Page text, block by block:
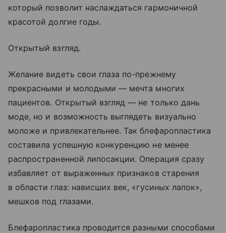
который позволит наслаждаться гармоничной
красотой долгие годы.
Открытый взгляд.
Желание видеть свои глаза по-прежнему
прекрасными и молодыми — мечта многих
пациентов. Открытый взгляд — не только дань
моде, но и возможность выглядеть визуально
моложе и привлекательнее. Так блефаропластика
составила успешную конкуренцию не менее
распространенной липосакции. Операция сразу
избавляет от выраженных признаков старения
в области глаз: нависших век, «гусиных лапок»,
мешков под глазами.
Блефаропластика проводится разными способами